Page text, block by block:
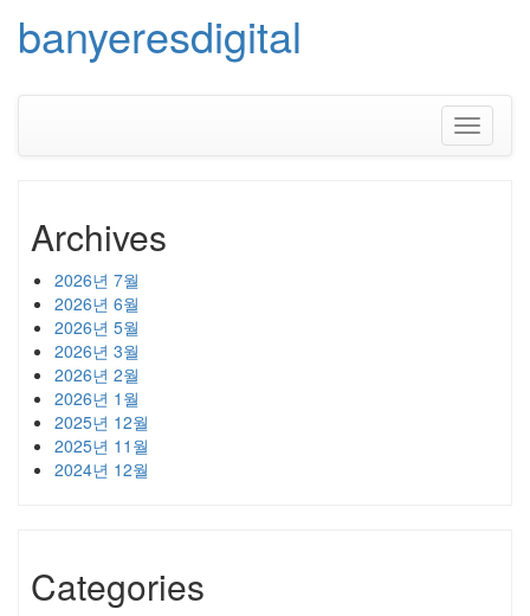
banyeresdigital
Toggle
Archives
2026년 7월
2026년 6월
2026년 5월
2026년 3월
2026년 2월
2026년 1월
2025년 12월
2025년 11월
2024년 12월
Categories